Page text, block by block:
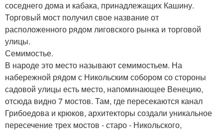
соседнего дома и кабака, принадлежащих Кашину.
Торговый мост получил свое название от
расположенного рядом лиговского рынка и торговой
улицы.
Семимостье.
В народе это место называют семимостьем. На
набережной рядом с Никольским собором со стороны
садовой улицы есть место, напоминающее Венецию,
отсюда видно 7 мостов. Там, где пересекаются канал
Грибоедова и крюков, архитекторы создали уникальное
пересечение трех мостов - старо - Никольского,